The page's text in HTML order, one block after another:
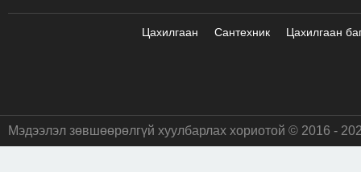
Цахилгаан Сантехник Цахилгаан
Мэдээлэл зөвшөөрөлгүй хуулбарлах хориотой © 2016 -